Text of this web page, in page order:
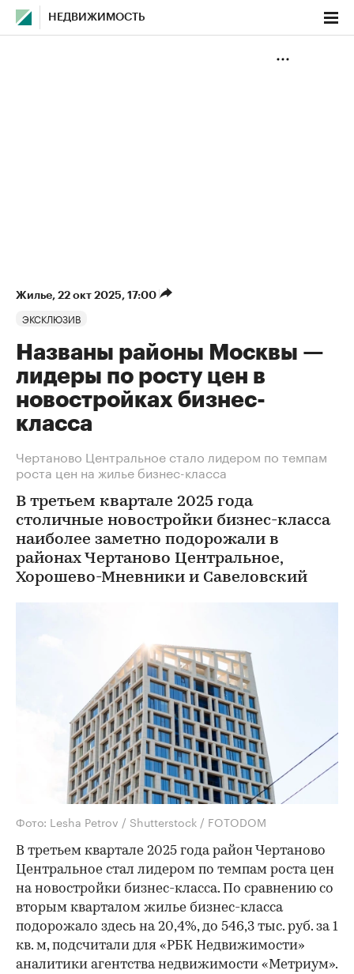
НЕДВИЖИМОСТЬ
Жилье⁠, 22 окт 2025, 17:00
ЭКСКЛЮЗИВ
Названы районы Москвы —
лидеры по росту цен в
новостройках бизнес-
класса
Чертаново Центральное стало лидером по темпам
роста цен на жилье бизнес-класса
В третьем квартале 2025 года
столичные новостройки бизнес-класса
наиболее заметно подорожали в
районах Чертаново Центральное,
Хорошево-Мневники и Савеловский
Фото: Lesha Petrov / Shutterstock / FOTODOM
В третьем квартале 2025 года район Чертаново
Центральное стал лидером по темпам роста цен
на новостройки бизнес-класса. По сравнению со
вторым кварталом жилье бизнес-класса
подорожало здесь на 20,4%, до 546,3 тыс. руб. за 1
кв. м, подсчитали для «РБК Недвижимости»
аналитики агентства недвижимости «Метриум».